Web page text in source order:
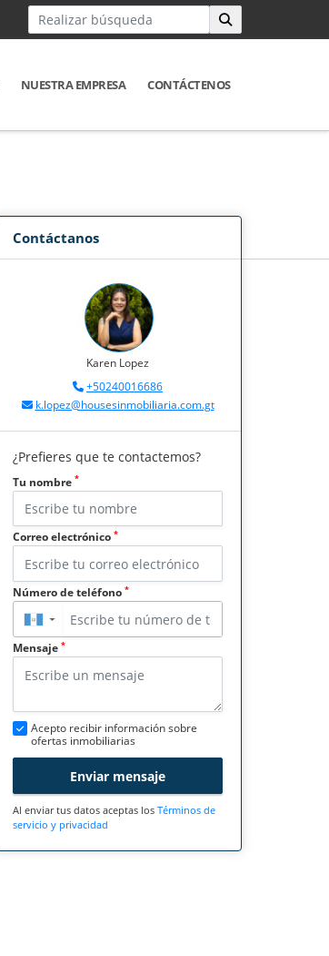
NUESTRA EMPRESA CONTÁCTENOS
Contáctanos
Karen Lopez
+50240016686
k.lopez@housesinmobiliaria.com.gt
¿Prefieres que te contactemos?
Tu nombre *
Correo electrónico *
Número de teléfono *
▼
Mensaje *
Acepto recibir información sobre
ofertas inmobiliarias
Enviar mensaje
Al enviar tus datos aceptas los Términos de
servicio y privacidad